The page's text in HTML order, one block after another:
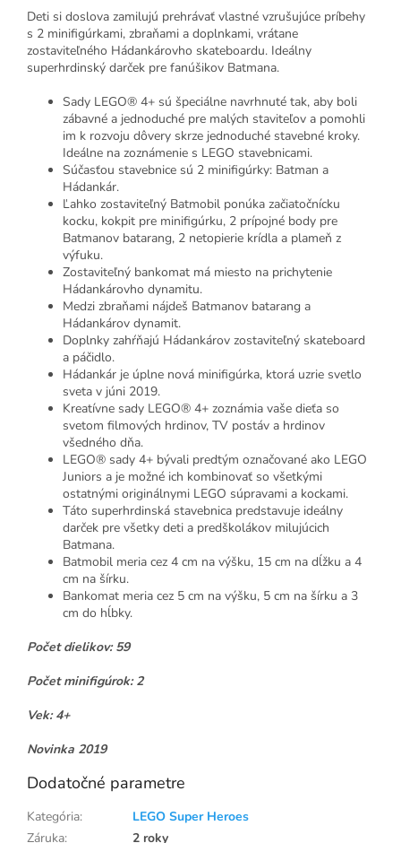
Deti si doslova zamilujú prehrávať vlastné vzrušujúce príbehy
s 2 minifigúrkami, zbraňami a doplnkami, vrátane
zostaviteľného Hádankárovho skateboardu. Ideálny
superhrdinský darček pre fanúšikov Batmana.
Sady LEGO® 4+ sú špeciálne navrhnuté tak, aby boli
zábavné a jednoduché pre malých staviteľov a pomohli
im k rozvoju dôvery skrze jednoduché stavebné kroky.
Ideálne na zoznámenie s LEGO stavebnicami.
Súčasťou stavebnice sú 2 minifigúrky: Batman a
Hádankár.
Ľahko zostaviteľný Batmobil ponúka začiatočnícku
kocku, kokpit pre minifigúrku, 2 prípojné body pre
Batmanov batarang, 2 netopierie krídla a plameň z
výfuku.
Zostaviteľný bankomat má miesto na prichytenie
Hádankárovho dynamitu.
Medzi zbraňami nájdeš Batmanov batarang a
Hádankárov dynamit.
Doplnky zahŕňajú Hádankárov zostaviteľný skateboard
a páčidlo.
Hádankár je úplne nová minifigúrka, ktorá uzrie svetlo
sveta v júni 2019.
Kreatívne sady LEGO® 4+ zoznámia vaše dieťa so
svetom filmových hrdinov, TV postáv a hrdinov
všedného dňa.
LEGO® sady 4+ bývali predtým označované ako LEGO
Juniors a je možné ich kombinovať so všetkými
ostatnými originálnymi LEGO súpravami a kockami.
Táto superhrdinská stavebnica predstavuje ideálny
darček pre všetky deti a predškolákov milujúcich
Batmana.
Batmobil meria cez 4 cm na výšku, 15 cm na dĺžku a 4
cm na šírku.
Bankomat meria cez 5 cm na výšku, 5 cm na šírku a 3
cm do hĺbky.
Počet dielikov: 59
Počet minifigúrok: 2
Vek: 4+
Novinka 2019
Dodatočné parametre
Kategória:
LEGO Super Heroes
Záruka: 2 roky